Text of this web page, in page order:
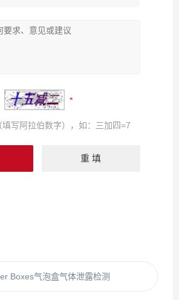
写阿拉伯数字），如：三加四=7
Boxes气泡盒气体泄露检测